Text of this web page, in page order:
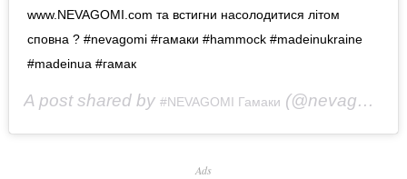
www.NEVAGOMI.com та встигни насолодитися літом
сповна ? #nevagomi #гамаки #hammock #madeinukraine
#madeinua #гамак
A post shared by #NEVAGOMI Гамаки (@nevagomi) on
Ads